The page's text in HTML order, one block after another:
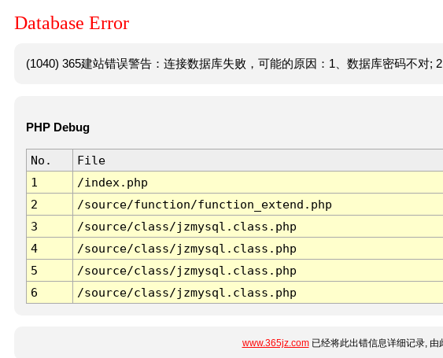
Database Error
(1040) 365建站错误警告：连接数据库失败，可能的原因：1、数据库密码不对; 2
PHP Debug
No. File
1
/index.php
2
/source/function/function_extend.php
3
/source/class/jzmysql.class.php
4
/source/class/jzmysql.class.php
5
/source/class/jzmysql.class.php
6
/source/class/jzmysql.class.php
www.365jz.com已经将此出错信息详细记录, 由